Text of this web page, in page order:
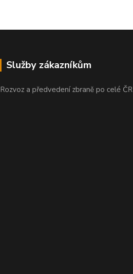
Služby zákazníkům
Rozvoz a předvedení zbraně po celé ČR